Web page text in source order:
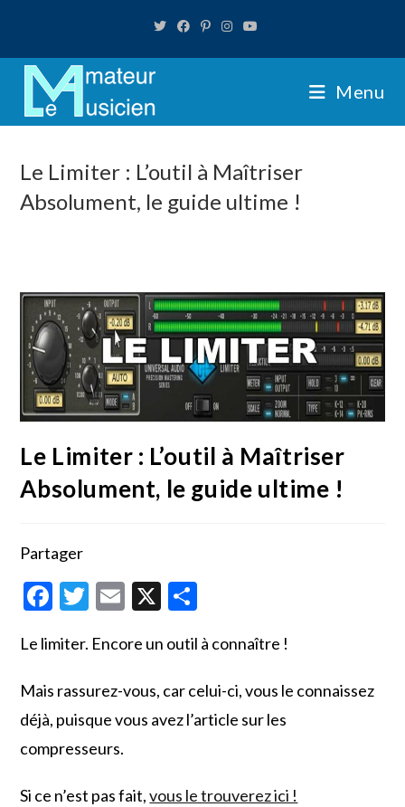
content
Menu
Le Limiter : L’outil à Maîtriser
Absolument, le guide ultime !
Le Limiter : L’outil à Maîtriser
Absolument, le guide ultime !
Partager
F
e
b
o
o
T
itt
er
E
ai
l
X
ta
g
er
Le limiter. Encore un outil à connaître !
Mais rassurez-vous, car celui-ci, vous le connaissez
déjà, puisque vous avez l’article sur les
compresseurs.
Si ce n’est pas fait,vous le trouverez ici !